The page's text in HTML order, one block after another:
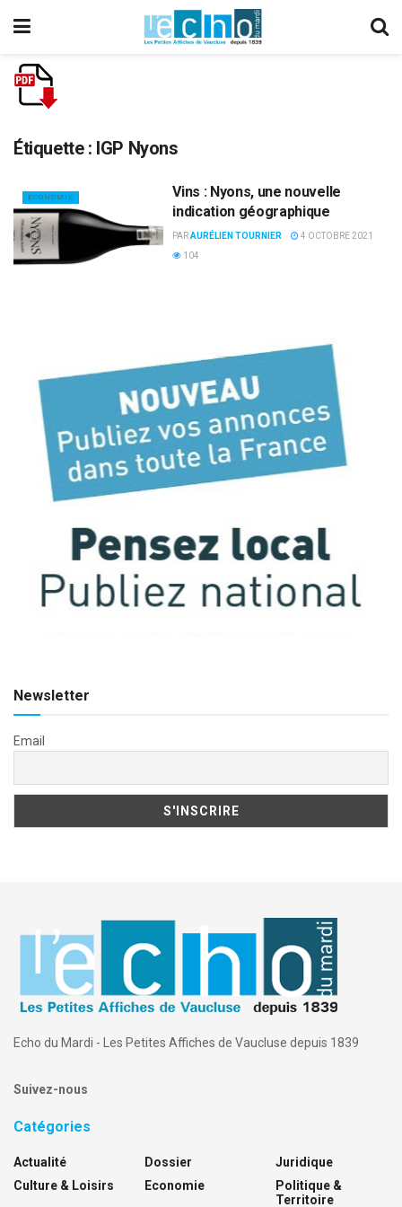
Étiquette : IGP Nyons
ECONOMIE
Vins : Nyons, une nouvelle
indication géographique
PARAURÉLIEN TOURNIER
4 OCTOBRE 2021
104
Newsletter
Email
Echo du Mardi - Les Petites Affiches de Vaucluse depuis 1839
Suivez-nous
Catégories
Actualité
Culture & Loisirs
Dossier
Economie
Juridique
Politique &
Territoire